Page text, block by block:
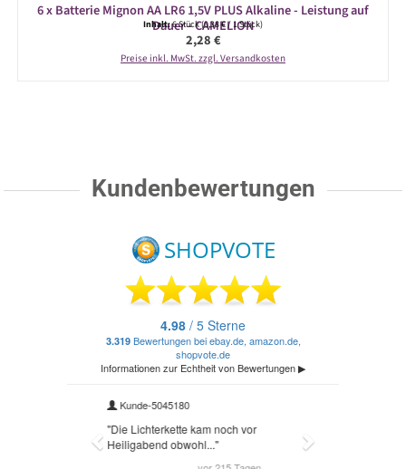
6 x Batterie Mignon AA LR6 1,5V PLUS Alkaline - Leistung auf
Dauer - CAMELION
Inhalt:6 Stück(0,38 € / 1 Stück)
Regulärer Preis:
2,28 €
Preise inkl. MwSt. zzgl. Versandkosten
Kundenbewertungen